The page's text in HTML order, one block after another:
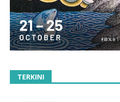
TERKINI